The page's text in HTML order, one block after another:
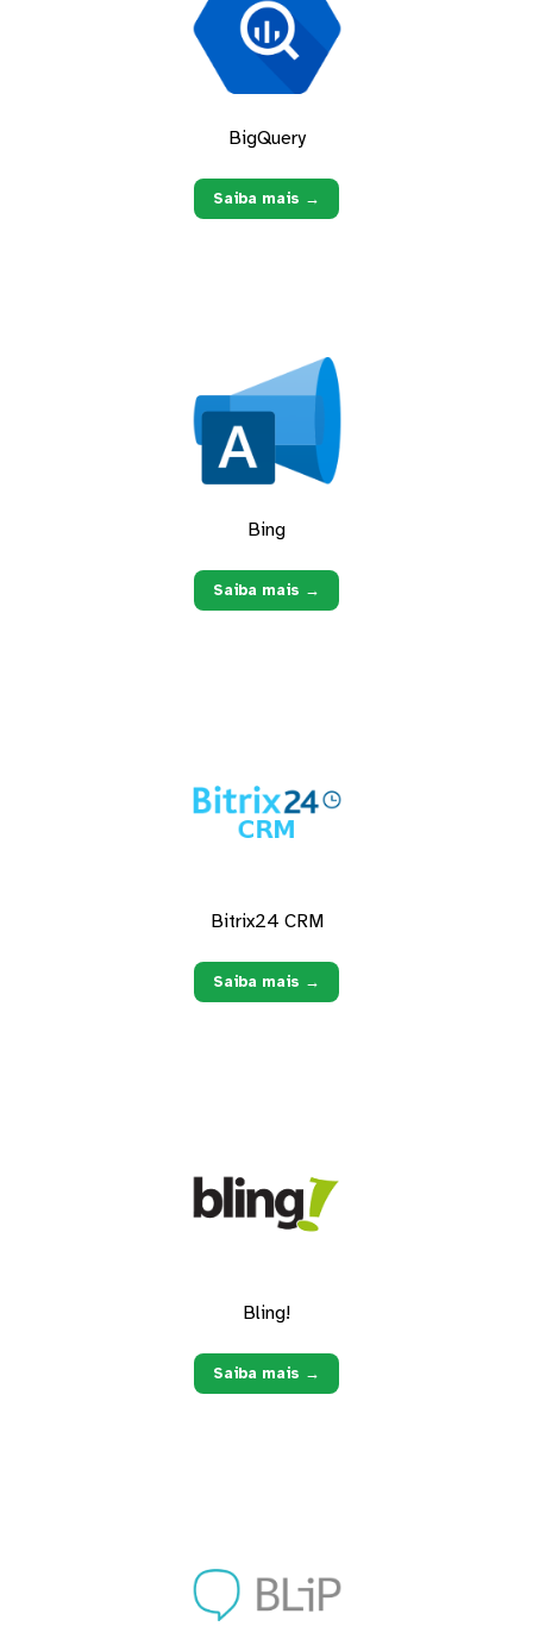
BigQuery
Saiba mais →
Bing
Saiba mais →
Bitrix24 CRM
Saiba mais →
Bling!
Saiba mais →